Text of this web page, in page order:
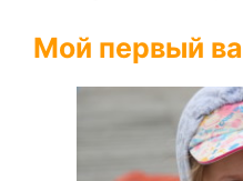
Мой первый